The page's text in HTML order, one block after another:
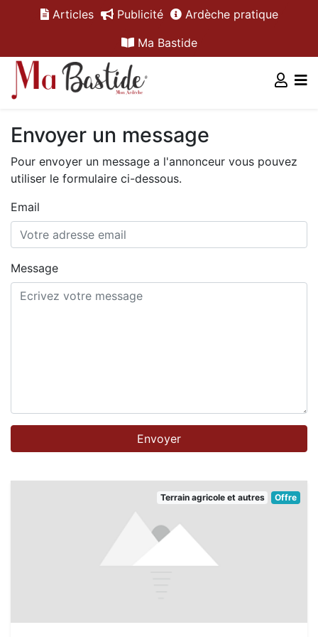
Articles Publicité
Ardèche pratique
Ma Bastide
Envoyer un message
Pour envoyer un message a l'annonceur vous pouvez
utiliser le formulaire ci-dessous.
Email
Message
Terrain agricole et autres Offre